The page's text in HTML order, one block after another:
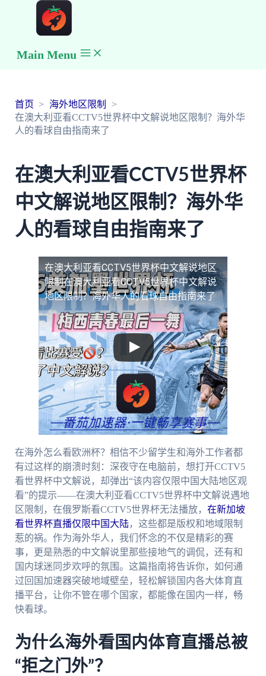
Main Menu
首页
海外地区限制
在澳大利亚看CCTV5世界杯中文解说地区限制？海外华
人的看球自由指南来了
在澳大利亚看CCTV5世界杯
中文解说地区限制？海外华
人的看球自由指南来了
在澳大利亚看CCTV5世界杯中文解说地区
限制在澳大利亚看CCTV5世界杯中文解说
地区限制？海外华人的看球自由指南来了
在海外怎么看欧洲杯？相信不少留学生和海外工作者都
有过这样的崩溃时刻：深夜守在电脑前，想打开CCTV5
看世界杯中文解说，却弹出“该内容仅限中国大陆地区观
看”的提示——在澳大利亚看CCTV5世界杯中文解说遇地
区限制，在俄罗斯看CCTV5世界杯无法播放， 在新加坡
看世界杯直播仅限中国大陆，这些都是版权和地域限制
惹的祸。作为海外华人，我们怀念的不仅是精彩的赛
事，更是熟悉的中文解说里那些接地气的调侃，还有和
国内球迷同步欢呼的氛围。这篇指南将告诉你，如何通
过回国加速器突破地域壁垒，轻松解锁国内各大体育直
播平台，让你不管在哪个国家，都能像在国内一样，畅
快看球。
为什么海外看国内体育直播总被
“拒之门外”？